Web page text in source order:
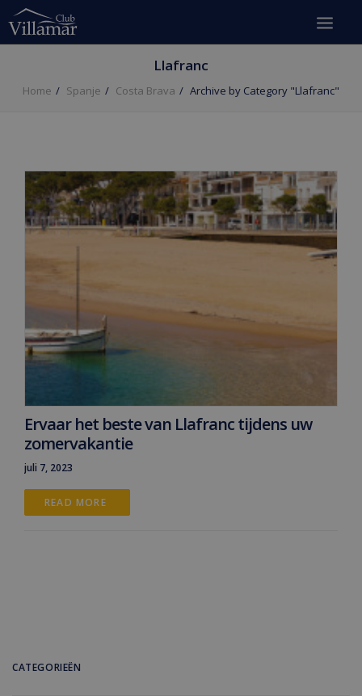
Llafranc
Home Spanje Costa Brava Archive by Category "Llafranc"
Ervaar het beste van Llafranc tijdens uw
zomervakantie
juli 7, 2023
READ MORE
CATEGORIEËN